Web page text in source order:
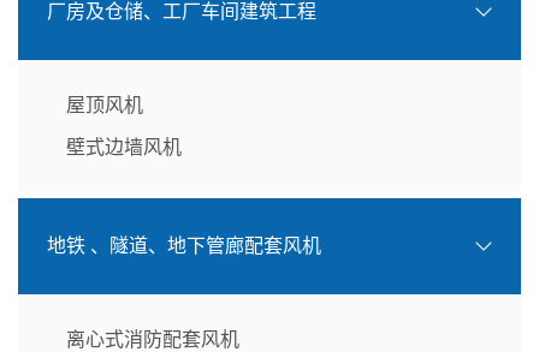
厂房及仓储、工厂车间建筑工程
屋顶风机
壁式边墙风机
地铁 、隧道、地下管廊配套风机
离心式消防配套风机